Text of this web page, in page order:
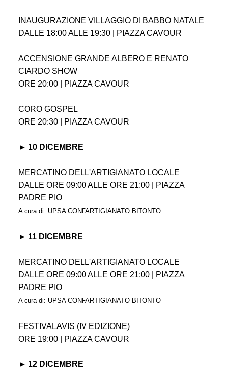
INAUGURAZIONE VILLAGGIO DI BABBO NATALE
DALLE 18:00 ALLE 19:30 | PIAZZA CAVOUR
ACCENSIONE GRANDE ALBERO E RENATO
CIARDO SHOW
ORE 20:00 | PIAZZA CAVOUR
CORO GOSPEL
ORE 20:30 | PIAZZA CAVOUR
► 10 DICEMBRE
MERCATINO DELL'ARTIGIANATO LOCALE
DALLE ORE 09:00 ALLE ORE 21:00 | PIAZZA
PADRE PIO
A cura di: UPSA CONFARTIGIANATO BITONTO
► 11 DICEMBRE
MERCATINO DELL'ARTIGIANATO LOCALE
DALLE ORE 09:00 ALLE ORE 21:00 | PIAZZA
PADRE PIO
A cura di: UPSA CONFARTIGIANATO BITONTO
FESTIVALAVIS (IV EDIZIONE)
ORE 19:00 | PIAZZA CAVOUR
► 12 DICEMBRE